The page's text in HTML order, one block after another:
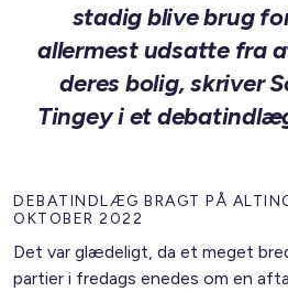
stadig blive brug
allermest udsatte fra
deres bolig, skriver
Tingey i et
DEBATINDLÆG BRAGT PÅ
OKTOBER 2022
Det var glædeligt, da et meget
partier i fredags enedes om en